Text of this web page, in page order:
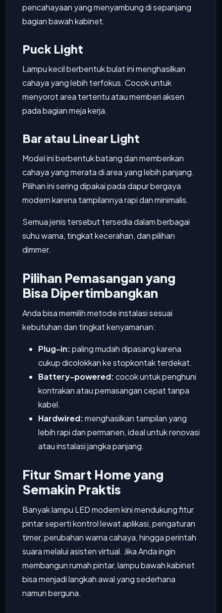
pencahayaan yang menyambung di sepanjang
bagian bawah kabinet.
Puck Light
Lampu kecil berbentuk bulat ini menghasilkan
cahaya yang lebih terfokus. Cocok untuk
menyorot area tertentu atau memberi aksen
pada bagian meja kerja.
Bar atau Linear Light
Model ini berbentuk batang dan memberikan
cahaya yang merata di area yang lebih panjang.
Pilihan ini sering dipakai pada dapur bergaya
modern karena tampilannya rapi dan minimalis.
Semua jenis tersebut tersedia dalam berbagai
suhu warna, tingkat kecerahan, dan pilihan
dimmer.
Pilihan Pemasangan yang
Bisa Dipertimbangkan
Anda bisa memilih metode instalasi sesuai
kebutuhan dan tingkat kenyamanan:
Plug-in:paling mudah dipasang karena
cukup dicolokkan ke stopkontak terdekat.
Battery-powered:cocok untuk penghuni
kontrakan atau pemasangan cepat tanpa
kabel.
Hardwired:menghasilkan tampilan yang
lebih rapi dan permanen, ideal untuk renovasi
atau instalasi jangka panjang.
Fitur Smart Home yang
Semakin Praktis
Banyak lampu LED modern kini mendukung fitur
pintar seperti kontrol lewat aplikasi, pengaturan
timer, perubahan warna cahaya, hingga perintah
suara melalui asisten virtual. Jika Anda ingin
membangun rumah pintar, lampu bawah kabinet
bisa menjadi langkah awal yang sederhana
namun berguna.